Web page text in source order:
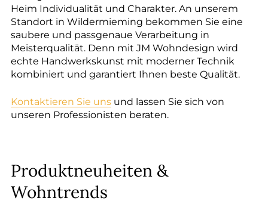
--
Heim Individualität und Charakter. An unserem
Standort in Wildermieming bekommen Sie eine
saubere und passgenaue Verarbeitung in
Meisterqualität. Denn mit JM Wohndesign wird
echte Handwerkskunst mit moderner Technik
kombiniert und garantiert Ihnen beste Qualität.
Kontaktieren Sie uns und lassen Sie sich von
unseren Professionisten beraten.
Produktneuheiten &
Wohntrends